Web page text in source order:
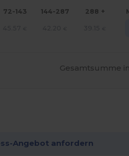
72-143 144-287 288 +
Gesamtsumme
Angebot anfordern